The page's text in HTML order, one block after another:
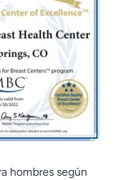
hombres según